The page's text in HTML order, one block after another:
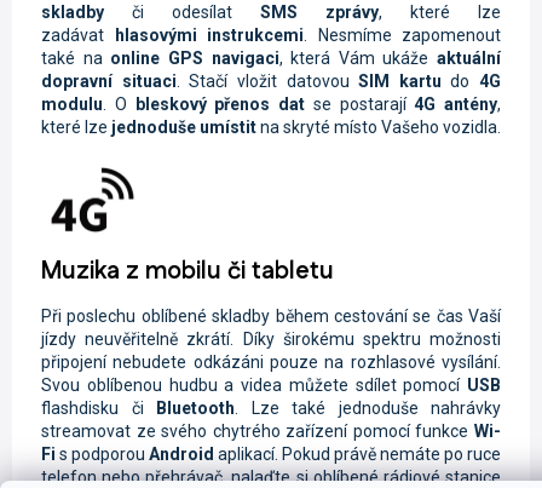
skladby či odesílat SMS zprávy, které lze
zadávat
hlasovými instrukcemi . Nesmíme zapomenout
také na online GPS navigaci, která Vám ukáže aktuální
dopravní situaci . Stačí vložit datovou SIM kartu do 4G
modulu . O bleskový přenos dat se postarají 4G antény,
které lze jednoduše umístitna skryté místo Vašeho vozidla.
Muzika z mobilu či tabletu
Při poslechu oblíbené skladby během cestování se čas Vaší
jízdy neuvěřitelně zkrátí. Díky širokému spektru možnosti
připojení nebudete odkázáni pouze na rozhlasové vysílání.
Svou oblíbenou hudbu a videa můžete sdílet pomocí USB
flashdisku či
Bluetooth . Lze také jednoduše nahrávky
streamovat ze svého chytrého zařízení pomocí funkce Wi-
Fi s podporou Android aplikací. Pokud právě nemáte po ruce
telefon nebo přehrávač, nalaďte si oblíbené rádiové stanice